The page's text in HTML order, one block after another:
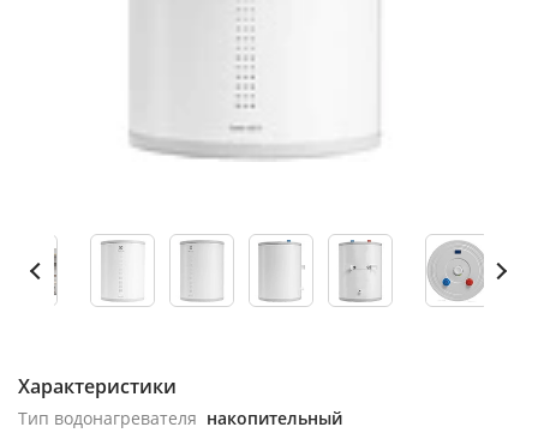
Характеристики
Тип водонагревателя накопительный